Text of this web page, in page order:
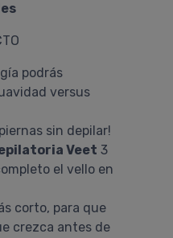
podrás
versus
sin depilar!
Veet 3
el vello en
corto, para que
crezca antes de